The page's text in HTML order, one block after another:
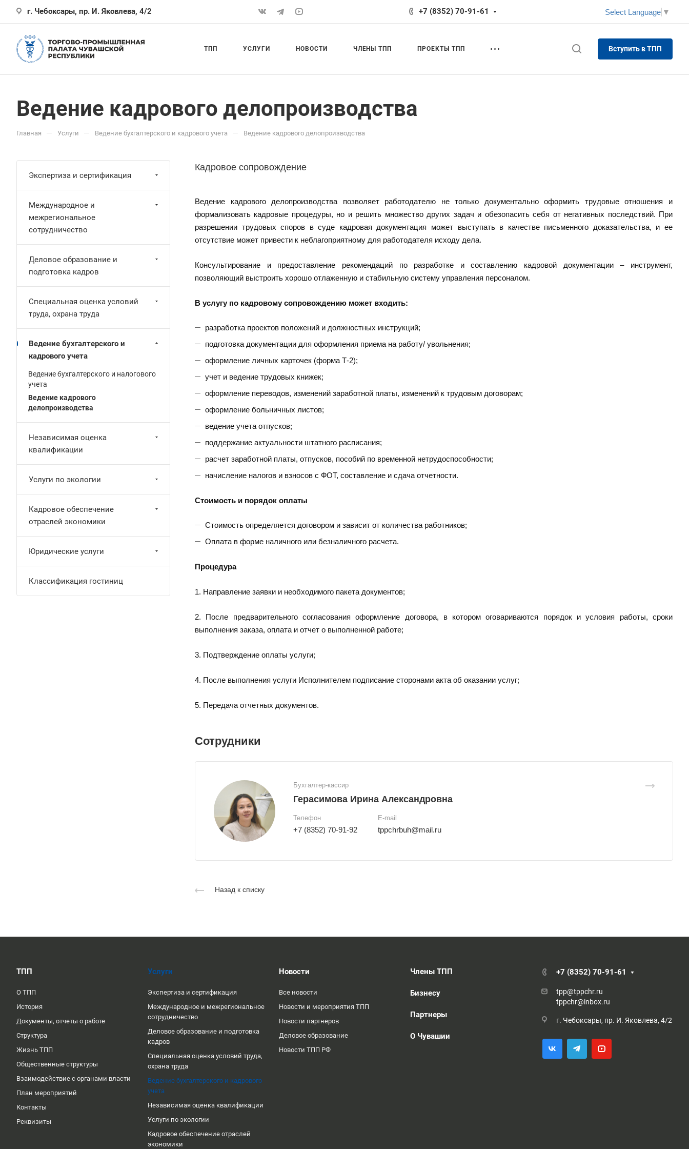
г. Чебоксары, пр. И. Яковлева, 4/2 +7 (8352) 70-91-61 Select Language ▼
ТПП УСЛУГИ НОВОСТИ ЧЛЕНЫ ТПП ПРОЕКТЫ ТПП Вступить в ТПП
Ведение кадрового делопроизводства
Главная — Услуги — Ведение бухгалтерского и кадрового учета — Ведение кадрового делопроизводства
Кадровое сопровождение
Ведение кадрового делопроизводства позволяет работодателю не только документально оформить трудовые отношения и
формализовать кадровые процедуры, но и решить множество других задач и обезопасить себя от негативных последствий. При
разрешении трудовых споров в суде кадровая документация может выступать в качестве письменного доказательства, и ее
отсутствие может привести к неблагоприятному для работодателя исходу дела.
Консультирование и предоставление рекомендаций по разработке и составлению кадровой документации – инструмент,
позволяющий выстроить хорошо отлаженную и стабильную систему управления персоналом.
В услугу по кадровому сопровождению может входить:
разработка проектов положений и должностных инструкций;
подготовка документации для оформления приема на работу/ увольнения;
оформление личных карточек (форма Т-2);
учет и ведение трудовых книжек;
оформление переводов, изменений заработной платы, изменений к трудовым договорам;
оформление больничных листов;
ведение учета отпусков;
поддержание актуальности штатного расписания;
расчет заработной платы, отпусков, пособий по временной нетрудоспособности;
начисление налогов и взносов с ФОТ, составление и сдача отчетности.
Стоимость и порядок оплаты
Стоимость определяется договором и зависит от количества работников;
Оплата в форме наличного или безналичного расчета.
Процедура
1. Направление заявки и необходимого пакета документов;
2. После предварительного согласования оформление договора, в котором оговариваются порядок и условия работы, сроки
выполнения заказа, оплата и отчет о выполненной работе;
3. Подтверждение оплаты услуги;
4. После выполнения услуги Исполнителем подписание сторонами акта об оказании услуг;
5. Передача отчетных документов.
Сотрудники
Бухгалтер-кассир
Герасимова Ирина Александровна
Телефон
+7 (8352) 70-91-92
E-mail
tppchrbuh@mail.ru
Назад к списку
Экспертиза и сертификация
Международное и
межрегиональное
сотрудничество
Деловое образование и
подготовка кадров
Специальная оценка условий
труда, охрана труда
Ведение бухгалтерского и
кадрового учета
Ведение бухгалтерского и налогового
учета
Ведение кадрового
делопроизводства
Независимая оценка
квалификации
Услуги по экологии
Кадровое обеспечение
отраслей экономики
Юридические услуги
Классификация гостиниц
ТПП
О ТПП
История
Документы, отчеты о работе
Структура
Жизнь ТПП
Общественные структуры
Взаимодействие с органами власти
План мероприятий
Контакты
Реквизиты
Услуги
Экспертиза и сертификация
Международное и межрегиональное
сотрудничество
Деловое образование и подготовка
кадров
Специальная оценка условий труда,
охрана труда
Ведение бухгалтерского и кадрового
учета
Независимая оценка квалификации
Услуги по экологии
Кадровое обеспечение отраслей
экономики
Новости
Все новости
Новости и мероприятия ТПП
Новости партнеров
Деловое образование
Новости ТПП РФ
Члены ТПП
Бизнесу
Партнеры
О Чувашии
+7 (8352) 70-91-61
tpp@tppchr.ru
tppchr@inbox.ru
г. Чебоксары, пр. И. Яковлева, 4/2